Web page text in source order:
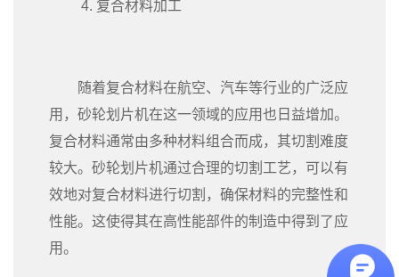
4. 复合材料加工
随着复合材料在航空、汽车等行业的广泛应
用，砂轮划片机在这一领域的应用也日益增加。
复合材料通常由多种材料组合而成，其切割难度
较大。砂轮划片机通过合理的切割工艺，可以有
效地对复合材料进行切割，确保材料的完整性和
性能。这使得其在高性能部件的制造中得到了应
用。